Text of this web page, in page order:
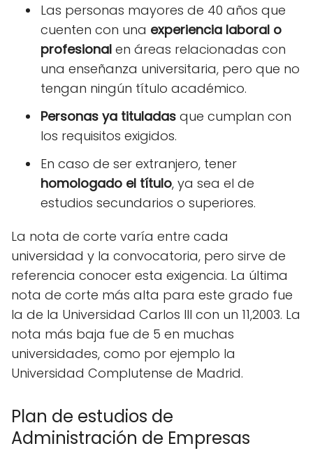
Las personas mayores de 40 años que
cuenten con una experiencia laboral o
profesional en áreas relacionadas con
una enseñanza universitaria, pero que no
tengan ningún título académico.
Personas ya tituladas que cumplan con
los requisitos exigidos.
En caso de ser extranjero, tener
homologado el título, ya sea el de
estudios secundarios o superiores.
La nota de corte varía entre cada
universidad y la convocatoria, pero sirve de
referencia conocer esta exigencia. La última
nota de corte más alta para este grado fue
la de la Universidad Carlos III con un 11,2003. La
nota más baja fue de 5 en muchas
universidades, como por ejemplo la
Universidad Complutense de Madrid.
Plan de estudios de
Administración de Empresas